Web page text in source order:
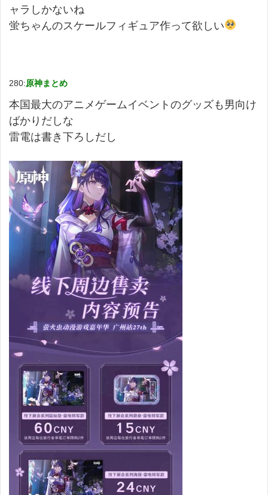
ャラしかないね
蛍ちゃんのスケールフィギュア作って欲しい
280:原神まとめ
本国最大のアニメゲームイベントのグッズも男向け
ばかりだしな
雷電は書き下ろしだし